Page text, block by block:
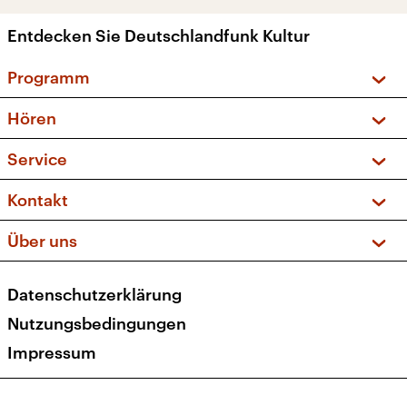
Entdecken Sie Deutschlandfunk Kultur
Programm
Sendungen und Podcasts
Musikliste
Kakadu – Das Kinderprogramm
Hören
Frequenzen (UKW + DAB+)
Service
FAQ
Apps
Newsletter
Veranstaltungen
Kontakt
Social Media
Über uns
Presse
Karriere
Transparenz
Datenschutzerklärung
Nutzungsbedingungen
Impressum